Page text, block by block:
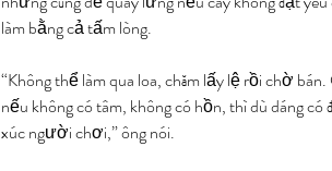
làm bằng cả tấm lòng.
“Không thể làm qua loa, chăm lấy lệ rồi chờ
nếu không có tâm, không có hồn, thì dù dáng
xúc người chơi,” ông nói.